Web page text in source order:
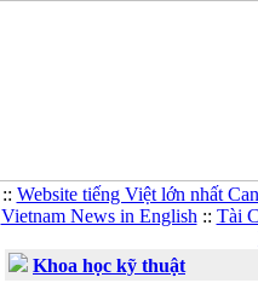
:: Website tiếng Việt lớn nhất
Vietnam News in English :: Tài
Khoa học kỹ thuật